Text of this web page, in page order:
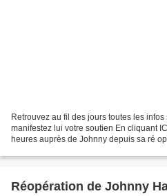
Retrouvez au fil des jours toutes les
manifestez lui votre soutien En cliquant
heures auprès de Johnny depuis sa ré
Réopération de Johnny